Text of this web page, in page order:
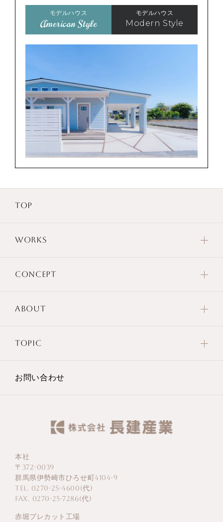
モデルハウス
American Style
モデルハウス
Modern Style
TOP
WORKS
CONCEPT
ABOUT
TOPIC
お問い合わせ
本社
〒372-0039
群馬県伊勢崎市ひろせ町4104-9
TEL. 0270-25-4600(代)
FAX. 0270-25-7286(代)
赤堀プレカット工場